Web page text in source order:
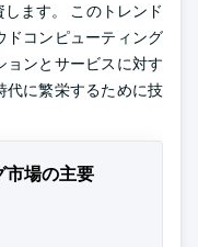
ます。 このトレンド
ドコンピューティング
ョンとサービスに対す
代に繁栄するために技
市場の主要